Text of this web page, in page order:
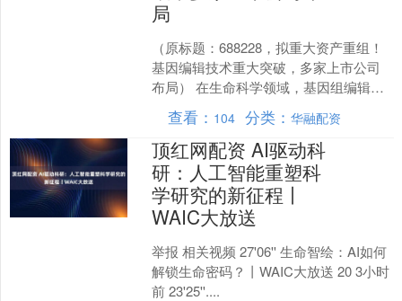
局
（原标题：688228，拟重大资产重组！
基因编辑技术重大突破，多家上市公司
布局） 在生命科学领域，基因组编辑技
术的迅速发展和广泛应用，为基础研究
和应用开发提供强....
查看： 104 分类：华融配资
顶红网配资 AI驱动科
研：人工智能重塑科
学研究的新征程丨
WAIC大放送
举报 相关视频 27'06'' 生命智绘：AI如何
解锁生命密码？丨WAIC大放送 20 3小时
前 23'25''....